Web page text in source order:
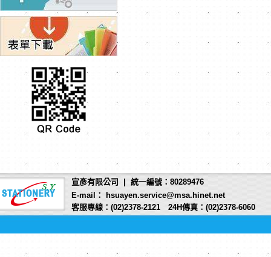
宣彥有限公司 | 統一編號：80289476
E-mail： hsuayen.service@msa.hinet.net
客服專線：(02)2378-2121 24H傳真：(02)2378-6060